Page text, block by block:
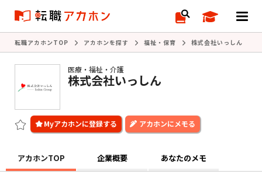
転職アカホンTOP アカホンを探す 福祉・保育 株式会社いっしん
医療・福祉・介護
株式会社いっしん
アカホンにメモる
アカホンTOP 企業概要 あなたのメモ